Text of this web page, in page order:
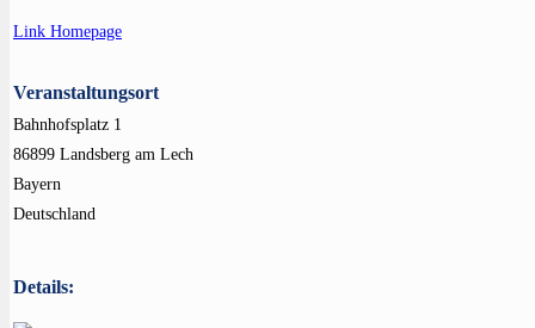
Link Homepage
Veranstaltungsort
Bahnhofsplatz 1
86899 Landsberg am Lech
Bayern
Deutschland
Details: